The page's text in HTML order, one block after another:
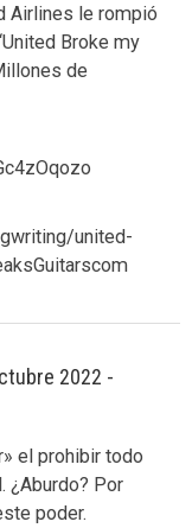
Airlines le rompió
Broke my
de
united-
2022 -
el prohibir todo
¿Aburdo? Por
poder.